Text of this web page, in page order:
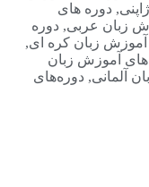
, دوره های
زبان عربی, دوره
آموزش زبان کره ای,
های آموزش زبان
آلمانی, دوره‌های